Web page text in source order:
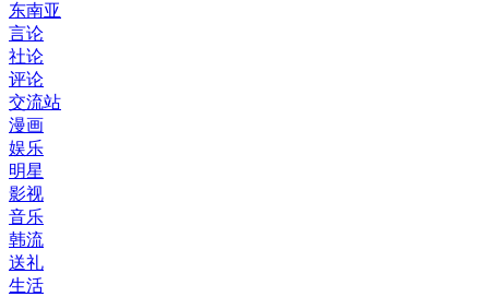
东南亚
言论
社论
评论
交流站
漫画
娱乐
明星
影视
音乐
韩流
送礼
生活